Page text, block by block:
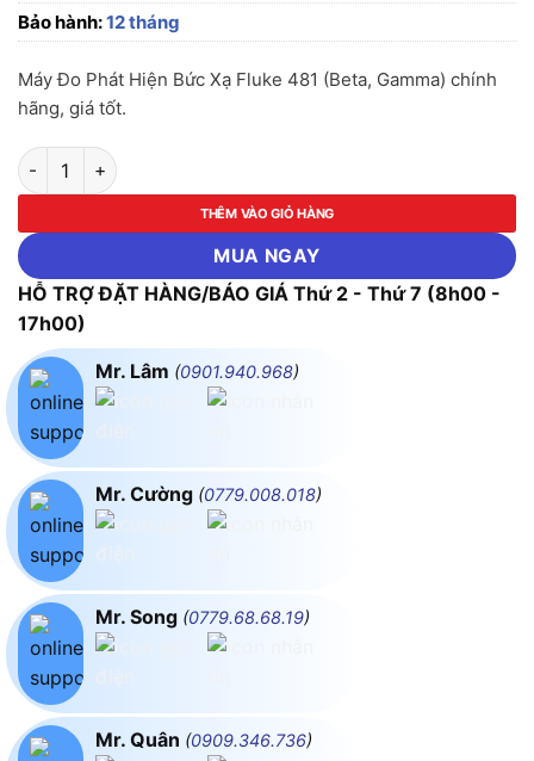
Bảo hành:12 tháng
Máy Đo Phát Hiện Bức Xạ Fluke 481 (Beta, Gamma) chính
hãng, giá tốt.
Máy Đo Phát Hiện Bức Xạ Fluke 481 (Beta, Gamma) số lượng
THÊM VÀO GIỎ HÀNG
MUA NGAY
HỖ TRỢ ĐẶT HÀNG/BÁO GIÁ Thứ 2 - Thứ 7 (8h00 -
17h00)
Mr. Lâm (0901.940.968)
Mr. Cường (0779.008.018)
Mr. Song (0779.68.68.19)
Mr. Quân (0909.346.736)